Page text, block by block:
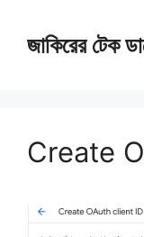
জাকিরের টেক
Create